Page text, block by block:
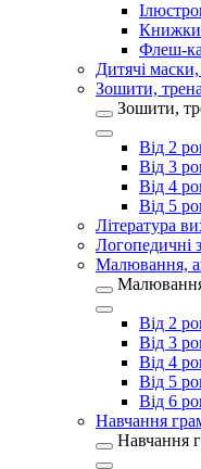
Книжки
Флеш-
Дитячі
Зошити,
Зошити,
Від 2
Від 3
Від 4
Від 5
Література
Логопедичні
Малювання,
Від 2
Від 3
Від 4
Від 5
Від 6
Навчання
Навчання